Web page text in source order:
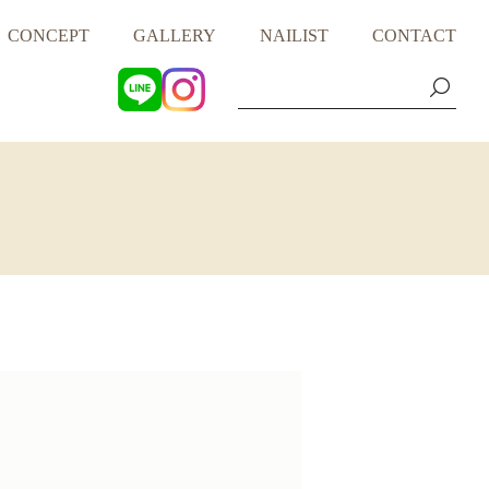
CONCEPT GALLERY NAILIST CONTACT